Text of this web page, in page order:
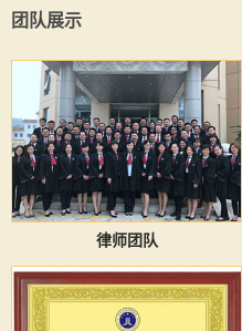
团队展示
律师团队